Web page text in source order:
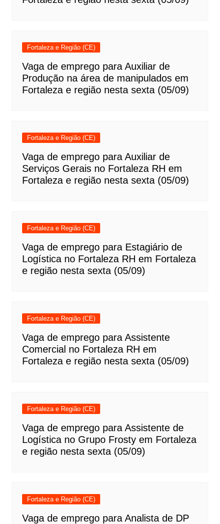
Fortaleza e Região (CE)
Vaga de emprego para Auxiliar de
Produção na área de manipulados em
Fortaleza e região nesta sexta (05/09)
Fortaleza e Região (CE)
Vaga de emprego para Auxiliar de
Serviços Gerais no Fortaleza RH em
Fortaleza e região nesta sexta (05/09)
Fortaleza e Região (CE)
Vaga de emprego para Estagiário de
Logística no Fortaleza RH em Fortaleza
e região nesta sexta (05/09)
Fortaleza e Região (CE)
Vaga de emprego para Assistente
Comercial no Fortaleza RH em
Fortaleza e região nesta sexta (05/09)
Fortaleza e Região (CE)
Vaga de emprego para Assistente de
Logística no Grupo Frosty em Fortaleza
e região nesta sexta (05/09)
Fortaleza e Região (CE)
Vaga de emprego para Analista de DP